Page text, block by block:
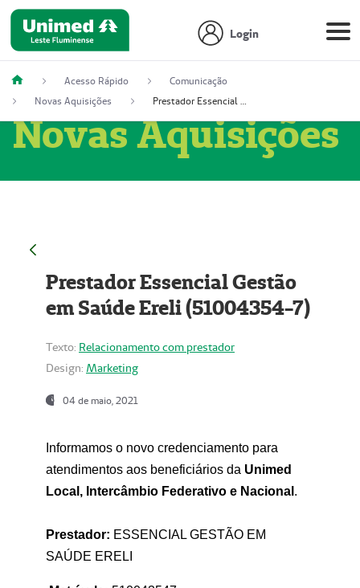
Login
Acesso Rápido
Comunicação
Novas Aquisições
Prestador Essencial Gestão em Saúde Ereli (51004354-7)
Novas Aquisições
Prestador Essencial Gestão
em Saúde Ereli (51004354-7)
Texto: Relacionamento com prestador
Design: Marketing
04 de maio, 2021
Informamos o novo credenciamento para
atendimentos aos beneficiários da Unimed
Local, Intercâmbio Federativo e Nacional .
Prestador: ESSENCIAL GESTÃO EM
SAÚDE ERELI